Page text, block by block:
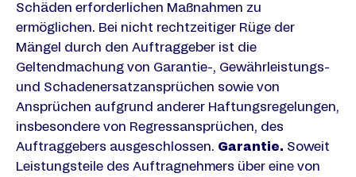
Schäden erforderlichen Maßnahmen zu
ermöglichen. Bei nicht rechtzeitiger Rüge der
Mängel durch den Auftraggeber ist die
Geltendmachung von Garantie-, Gewährleistungs-
und Schadenersatzansprüchen sowie von
Ansprüchen aufgrund anderer Haftungsregelungen,
insbesondere von Regressansprüchen, des
Auftraggebers ausgeschlossen. Garantie. Soweit
Leistungsteile des Auftragnehmers über eine von